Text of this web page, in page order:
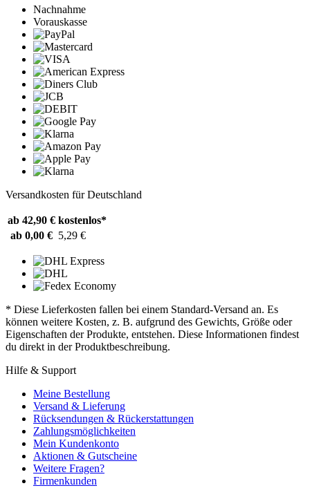
Nachnahme
Vorauskasse
Versandkosten für Deutschland
ab 42,90 € kostenlos*
ab 0,00 € 5,29 €
* Diese Lieferkosten fallen bei einem Standard-Versand an. Es
können weitere Kosten, z. B. aufgrund des Gewichts, Größe oder
Eigenschaften der Produkte, entstehen. Diese Informationen findest
du direkt in der Produktbeschreibung.
Hilfe & Support
Meine Bestellung
Versand & Lieferung
Rücksendungen & Rückerstattungen
Zahlungsmöglichkeiten
Mein Kundenkonto
Aktionen & Gutscheine
Weitere Fragen?
Firmenkunden